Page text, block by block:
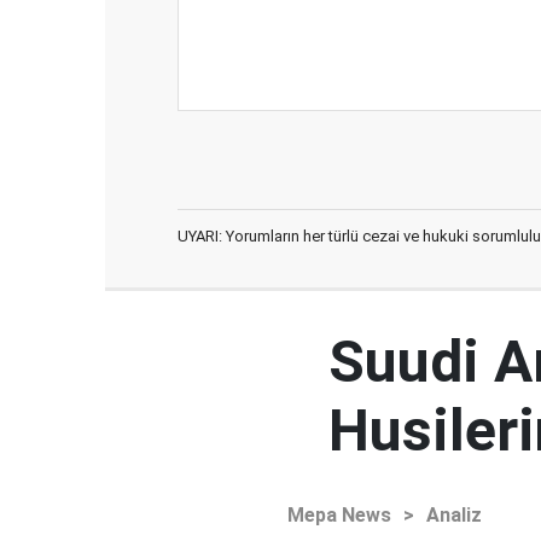
UYARI: Yorumların her türlü cezai ve hukuki
Suudi
Mepa News > Analiz